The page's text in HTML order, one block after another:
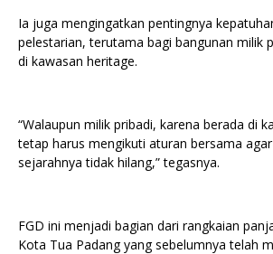
Ia juga mengingatkan pentingnya
pelestarian, terutama bagi bangunan milik
di kawasan heritage.
“Walaupun milik pribadi, karena berada di
tetap harus mengikuti aturan bersama
sejarahnya tidak hilang,” tegasnya.
FGD ini menjadi bagian dari rangkaian
Kota Tua Padang yang sebelumnya telah